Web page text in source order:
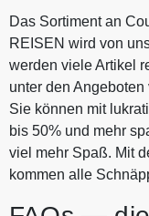
Das Sortiment an
REISEN wird von
werden viele Artikel
unter den
Sie können mit
bis 50% und mehr
viel mehr Spaß. Mit
kommen alle